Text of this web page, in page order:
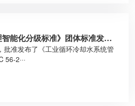
能化分级标准》团体标准发布--
准发布了《工业循环冷却水系统管
2···